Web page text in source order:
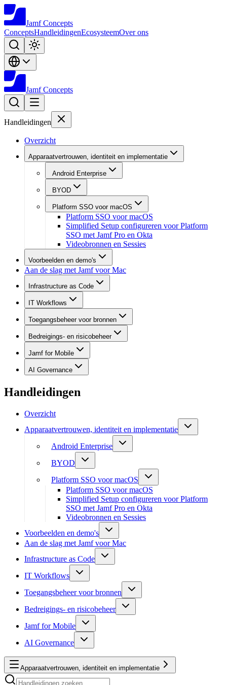
Jamf Concepts
ConceptsHandleidingenEcosysteemOver ons
Jamf Concepts
Handleidingen
Overzicht
Apparaatvertrouwen, identiteit en implementatie
Android Enterprise
BYOD
Platform SSO voor macOS
Platform SSO voor macOS
Simplified Setup configureren voor Platform
SSO met Jamf Pro en Okta
Videobronnen en Sessies
Voorbeelden en demo's
Aan de slag met Jamf voor Mac
Infrastructure as Code
IT Workflows
Toegangsbeheer voor bronnen
Bedreigings- en risicobeheer
Jamf for Mobile
AI Governance
Handleidingen
Overzicht
Apparaatvertrouwen, identiteit en implementatie
Android Enterprise
BYOD
Platform SSO voor macOS
Platform SSO voor macOS
Simplified Setup configureren voor Platform
SSO met Jamf Pro en Okta
Videobronnen en Sessies
Voorbeelden en demo's
Aan de slag met Jamf voor Mac
Infrastructure as Code
IT Workflows
Toegangsbeheer voor bronnen
Bedreigings- en risicobeheer
Jamf for Mobile
AI Governance
Apparaatvertrouwen, identiteit en implementatie